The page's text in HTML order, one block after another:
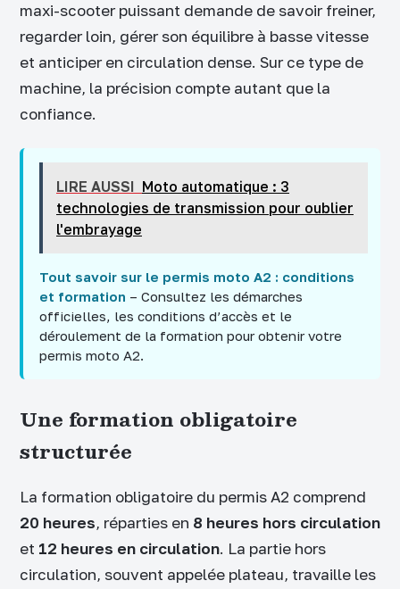
maxi-scooter puissant demande de savoir freiner,
regarder loin, gérer son équilibre à basse vitesse
et anticiper en circulation dense. Sur ce type de
machine, la précision compte autant que la
confiance.
LIRE AUSSI Moto automatique : 3
technologies de transmission pour oublier
l'embrayage
Tout savoir sur le permis moto A2 : conditions
et formation – Consultez les démarches
officielles, les conditions d’accès et le
déroulement de la formation pour obtenir votre
permis moto A2.
Une formation obligatoire
structurée
La formation obligatoire du permis A2 comprend
20 heures, réparties en 8 heures hors circulation
et 12 heures en circulation. La partie hors
circulation, souvent appelée plateau, travaille les